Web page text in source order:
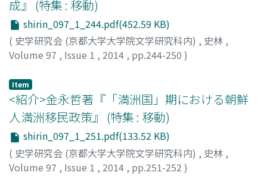
成』 (特集 : 移動)
shirin_097_1_244.pdf(452.59 KB)
( 史学研究会 (京都大学大学院文学研究科内) , 史林 ,
Volume 97 , Issue 1 , 2014 , pp.244-250 )
Item
<紹介>金永哲著『「満洲国」期における朝鮮
人満洲移民政策』 (特集 : 移動)
shirin_097_1_251.pdf(133.52 KB)
( 史学研究会 (京都大学大学院文学研究科内) , 史林 ,
Volume 97 , Issue 1 , 2014 , pp.251-252 )